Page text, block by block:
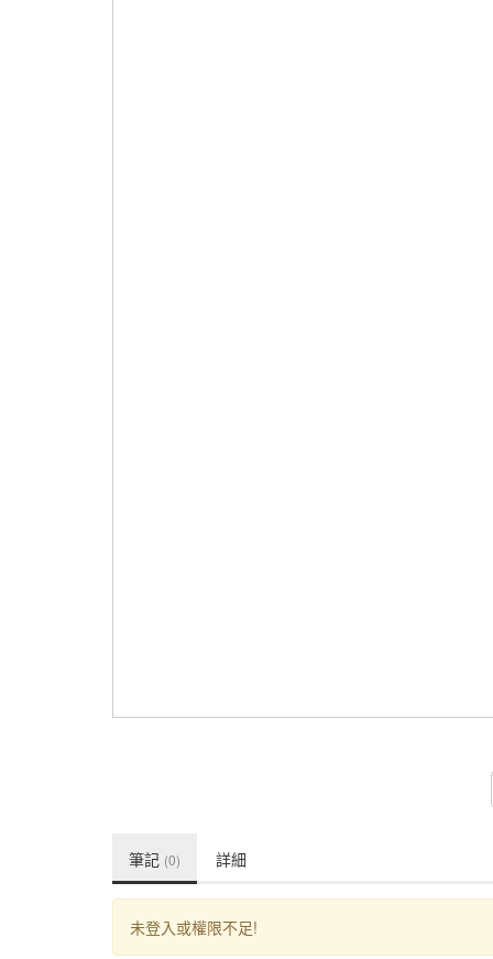
筆記 (0) 詳細
未登入或權限不足!